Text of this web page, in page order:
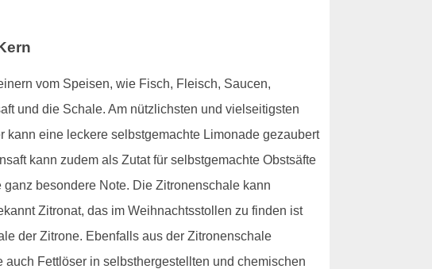
vom Speisen, wie Fisch, Fleisch, Saucen,
und die Schale. Am nützlichsten und vielseitigsten
eine leckere selbstgemachte Limonade gezaubert
kann zudem als Zutat für selbstgemachte Obstsäfte
besondere Note. Die Zitronenschale kann
Zitronat, das im Weihnachtsstollen zu finden ist
der Zitrone. Ebenfalls aus der Zitronenschale
Fettlöser in selbsthergestellten und chemischen